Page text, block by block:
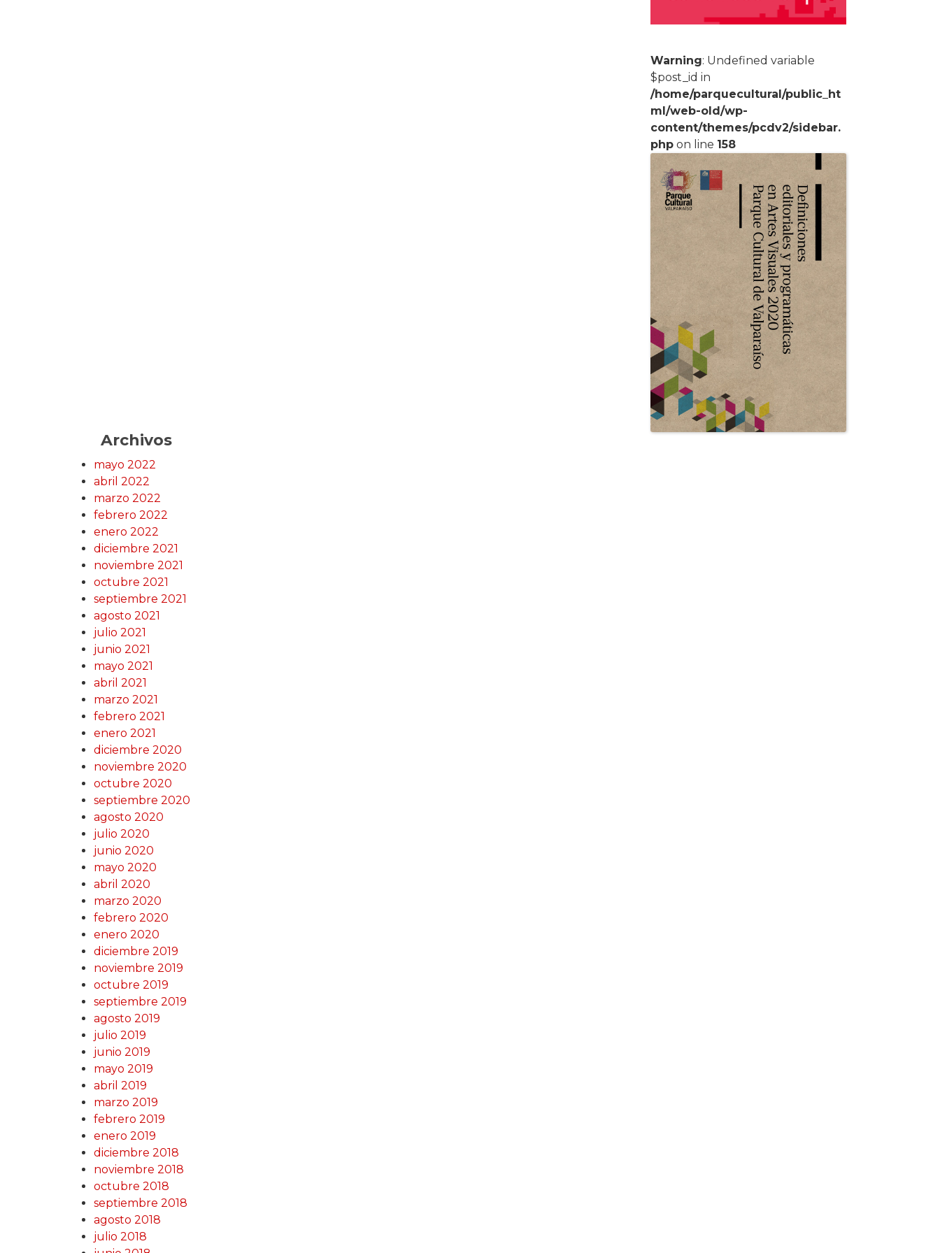
Warning: Undefined variable
$post_id in
/home/parquecultural/public_ht
ml/web-old/wp-
content/themes/pcdv2/sidebar.
php on line 158
Archivos
mayo 2022
abril 2022
marzo 2022
febrero 2022
enero 2022
diciembre 2021
noviembre 2021
octubre 2021
septiembre 2021
agosto 2021
julio 2021
junio 2021
mayo 2021
abril 2021
marzo 2021
febrero 2021
enero 2021
diciembre 2020
noviembre 2020
octubre 2020
septiembre 2020
agosto 2020
julio 2020
junio 2020
mayo 2020
abril 2020
marzo 2020
febrero 2020
enero 2020
diciembre 2019
noviembre 2019
octubre 2019
septiembre 2019
agosto 2019
julio 2019
junio 2019
mayo 2019
abril 2019
marzo 2019
febrero 2019
enero 2019
diciembre 2018
noviembre 2018
octubre 2018
septiembre 2018
agosto 2018
julio 2018